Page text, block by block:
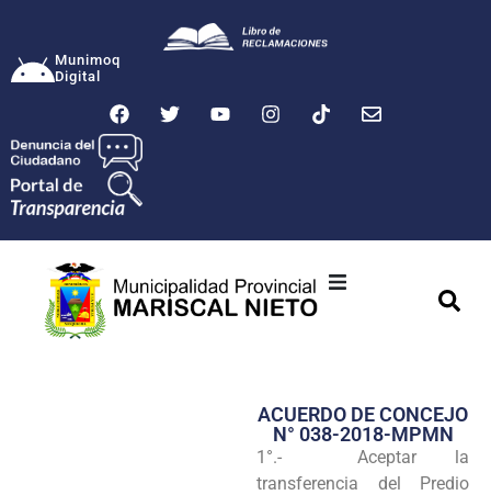
Munimoq
Digital
Transparencia
Seguridad
ACUERDO DE CONCEJO
N° 038-2018-MPMN
1°.- Aceptar la
transferencia del Predio